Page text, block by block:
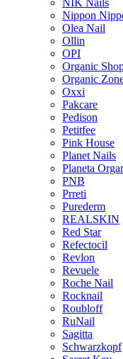
NIK Nails
Nippon
Olea Nail
Ollin
OPI
Organic
Organic
Oxxi
Pakcare
Pedison
Petitfee
Pink House
Planet Nails
Planeta
PNB
Prreti
Purederm
REALSKIN
Red Star
Refectocil
Revlon
Revuele
Roche Nail
Rocknail
Roubloff
RuNail
Sagitta
Schwarzkopf